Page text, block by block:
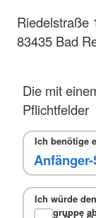
Riedelstraße
83435 Bad
Die mit
Pflichtfelder
Ich benötige
Ich würde
Ortsgruppe